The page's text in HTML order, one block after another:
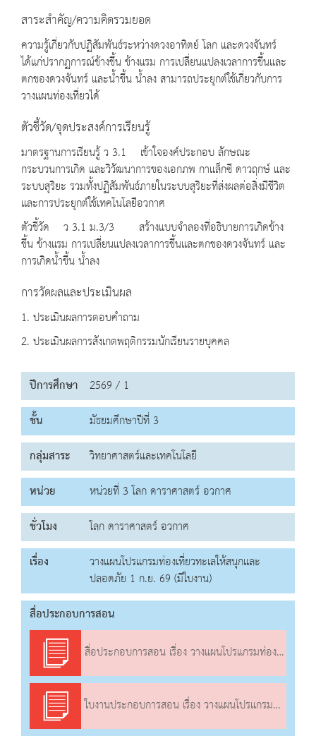
สาระสำคัญ/ความคิดรวมยอด
ความรู้เกี่ยวกับปฏิสัมพันธ์ระหว่างดวงอาทิตย์ โลก และดวงจันทร์
ได้แก่ปรากฏการณ์ข้างขึ้น ข้างแรม การเปลี่ยนแปลงเวลาการขึ้นและ
ตกของดวงจันทร์ และน้ำขึ้น น้ำลง สามารถประยุกต์ใช้เกี่ยวกับการ
วางแผนท่องเที่ยวได้
ตัวชี้วัด/จุดประสงค์การเรียนรู้
มาตรฐานการเรียนรู้ ว 3.1 เข้าใจองค์ประกอบ ลักษณะ
กระบวนการเกิด และวิวัฒนาการของเอกภพ กาแล็กซี ดาวฤกษ์ และ
ระบบสุริยะ รวมทั้งปฏิสัมพันธ์ภายในระบบสุริยะที่ส่งผลต่อสิ่งมีชีวิต
และการประยุกต์ใช้เทคโนโลยีอวกาศ
ตัวชี้วัด ว 3.1 ม.3/3 สร้างแบบจำลองที่อธิบายการเกิดข้าง
ขึ้น ข้างแรม การเปลี่ยนแปลงเวลาการขึ้นและตกของดวงจันทร์ และ
การเกิดน้ำขึ้น น้ำลง
การวัดผลและประเมินผล
1. ประเมินผลการตอบคำถาม
2. ประเมินผลการสังเกตพฤติกรรมนักเรียนรายบุคคล
ปีการศึกษา 2569 / 1
ชั้น
มัธยมศึกษาปีที่ 3
กลุ่มสาระ
วิทยาศาสตร์และเทคโนโลยี
หน่วย
หน่วยที่ 3 โลก ดาราศาสตร์ อวกาศ
ชั่วโมง
โลก ดาราศาสตร์ อวกาศ
เรื่อง
วางแผนโปรแกรมท่องเที่ยวทะเลให้สนุกและ
ปลอดภัย 1 ก.ย. 69 (มีใบงาน)
สื่อประกอบการสอน
สื่อประกอบการสอน เรื่อง วางแผนโปรแกรมท่องเที่ยวทะเลให้สนุกและปลอดภัย
ใบงานประกอบการสอน เรื่อง วางแผนโปรแกรมท่องเที่ยวทะเลให้สนุกและปลอดภัย